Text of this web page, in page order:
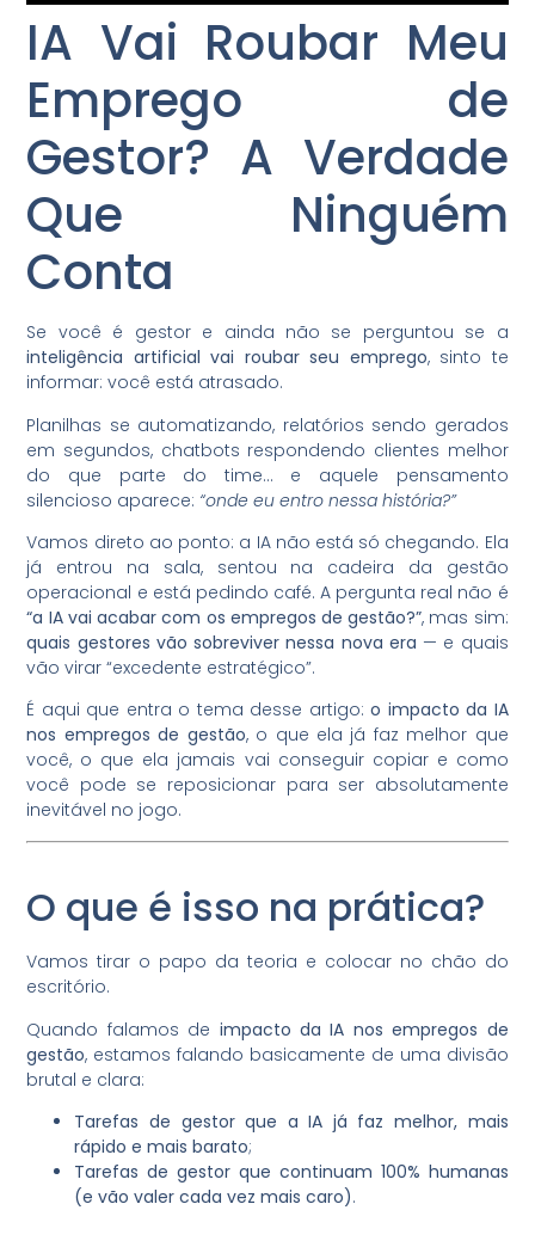
IA Vai Roubar Meu
Emprego de
Gestor? A Verdade
Que Ninguém
Conta
Se você é gestor e ainda não se perguntou se a
inteligência artificial vai roubar seu emprego, sinto te
informar: você está atrasado.
Planilhas se automatizando, relatórios sendo gerados
em segundos, chatbots respondendo clientes melhor
do que parte do time… e aquele pensamento
silencioso aparece: “onde eu entro nessa história?”
Vamos direto ao ponto: a IA não está só chegando. Ela
já entrou na sala, sentou na cadeira da gestão
operacional e está pedindo café. A pergunta real não é
“a IA vai acabar com os empregos de gestão?”, mas sim:
quais gestores vão sobreviver nessa nova era — e quais
vão virar “excedente estratégico”.
É aqui que entra o tema desse artigo:o impacto da IA
nos empregos de gestão, o que ela já faz melhor que
você, o que ela jamais vai conseguir copiar e como
você pode se reposicionar para ser absolutamente
inevitável no jogo.
O que é isso na prática?
Vamos tirar o papo da teoria e colocar no chão do
escritório.
Quando falamos de impacto da IA nos empregos de
gestão, estamos falando basicamente de uma divisão
brutal e clara:
Tarefas de gestor que a IA já faz melhor, mais
rápido e mais barato;
Tarefas de gestor que continuam 100% humanas
(e vão valer cada vez mais caro).